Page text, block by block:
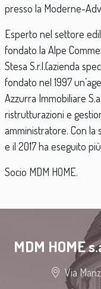
presso la Moderne-
Esperto nel settore
fondato la Alpe
Stesa S.r.l.(azienda
fondato nel 1997
Azzurra Immobiliare
ristrutturazioni e
amministratore. Con la
e il 2017 ha eseguito
Socio MDM HOME.
MDM HOME
Via